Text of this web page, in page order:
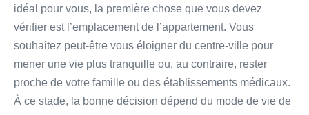
idéal pour vous, la première chose que vous devez
vérifier est l’emplacement de l’appartement. Vous
souhaitez peut-être vous éloigner du centre-ville pour
mener une vie plus tranquille ou, au contraire, rester
proche de votre famille ou des établissements médicaux.
À ce stade, la bonne décision dépend du mode de vie de